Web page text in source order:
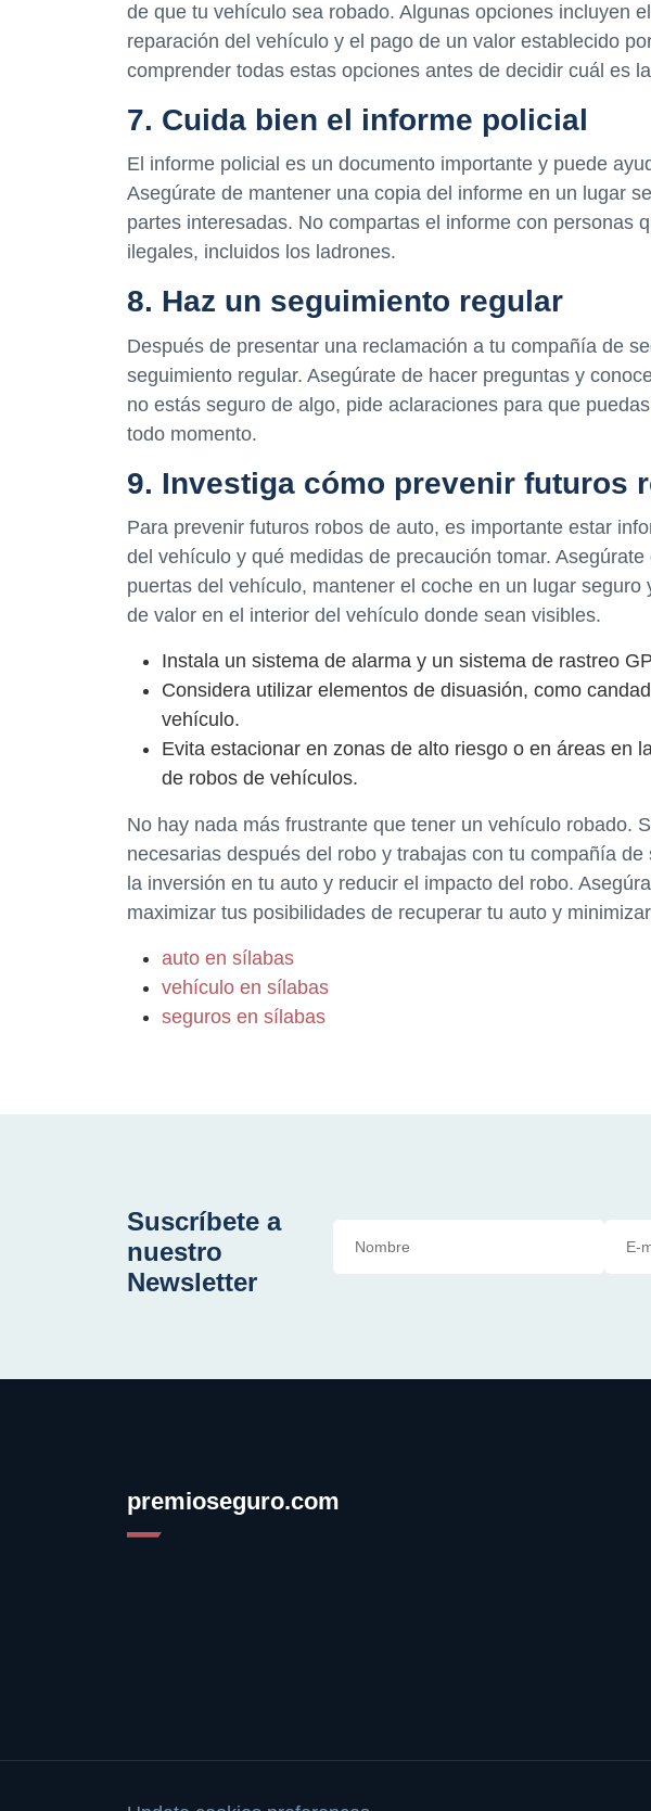
de que tu vehículo sea robado. Algunas opciones incluyen
reparación del vehículo y el pago de un valor establecido
comprender todas estas opciones antes de decidir cuál es
7. Cuida bien el informe policial
El informe policial es un documento importante y puede
Asegúrate de mantener una copia del informe en un lugar
partes interesadas. No compartas el informe con personas
ilegales, incluidos los ladrones.
8. Haz un seguimiento regular
Después de presentar una reclamación a tu compañía de
seguimiento regular. Asegúrate de hacer preguntas y
no estás seguro de algo, pide aclaraciones para que
todo momento.
9. Investiga cómo prevenir futuros
Para prevenir futuros robos de auto, es importante estar
del vehículo y qué medidas de precaución tomar.
puertas del vehículo, mantener el coche en un lugar
de valor en el interior del vehículo donde sean visibles.
Instala un sistema de alarma y un sistema de rastreo
Considera utilizar elementos de disuasión, como
vehículo.
Evita estacionar en zonas de alto riesgo o en áreas en
de robos de vehículos.
No hay nada más frustrante que tener un vehículo robado.
necesarias después del robo y trabajas con tu compañía
la inversión en tu auto y reducir el impacto del robo.
maximizar tus posibilidades de recuperar tu auto y
auto en sílabas
vehículo en sílabas
seguros en sílabas
Suscríbete a
nuestro
Newsletter
premioseguro.com